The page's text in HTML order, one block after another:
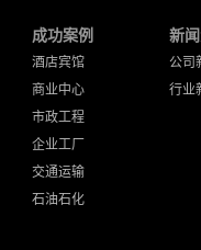
成功案例
酒店宾馆
商业中心
市政工程
企业工厂
交通运输
石油石化
新
公司
行业